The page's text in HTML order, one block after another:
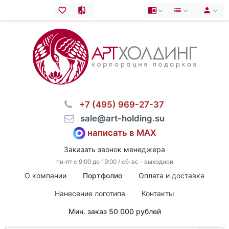
⠀+7 (495) 969-27-37
⠀sale@art-holding.su
написать в MAX
Заказать звонок менеджера
пн-пт с 9:00 до 19:00 / сб-вс - выходной
О компании Портфолио Оплата и доставка
Нанесение логотипа Контакты
Мин. заказ 50 000 рублей